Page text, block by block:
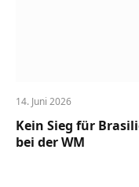
14. Juni 2026
Kein Sieg für
bei der WM